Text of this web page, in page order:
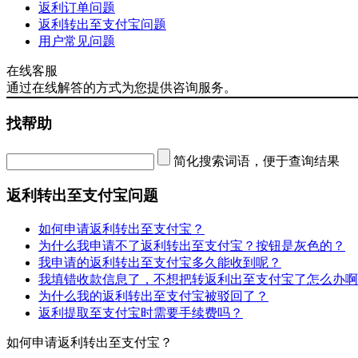
返利订单问题
返利转出至支付宝问题
用户常见问题
在线客服
通过在线解答的方式为您提供咨询服务。
找帮助
简化搜索词语，便于查询结果
返利转出至支付宝问题
如何申请返利转出至支付宝？
为什么我申请不了返利转出至支付宝？按钮是灰色的？
我申请的返利转出至支付宝多久能收到呢？
我填错收款信息了，不想把转返利出至支付宝了怎么办
为什么我的返利转出至支付宝被驳回了？
返利提取至支付宝时需要手续费吗？
如何申请返利转出至支付宝？